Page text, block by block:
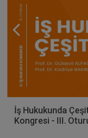
İş Hukukunda
Kongresi - III.